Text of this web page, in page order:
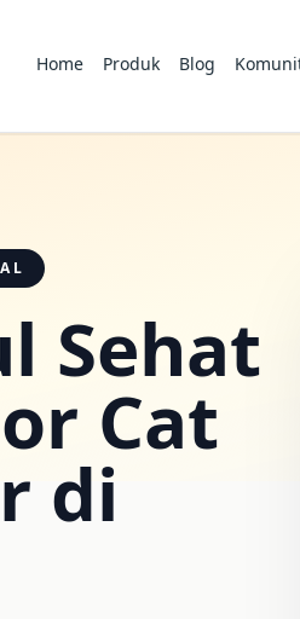
Home Produk Blog
Sehat
Cat
di